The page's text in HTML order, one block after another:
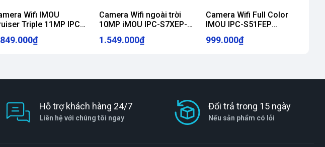
Wifi IMOU
Triple 11MP IPC-
11M0WED [3 ống
ngoài trời]
Camera Wifi ngoài trời
10MP iMOU IPC-S7XEP-
1.549.000₫
Camera Wifi Full Color
IMOU IPC-S51FEP
(Cruiser SE+ 5MP)
999.000₫
Hỗ trợ khách hàng 24/7
Liên hệ với chúng tôi ngay
Đổi trả trong 15 ngày
Nếu sản phẩm có lỗi